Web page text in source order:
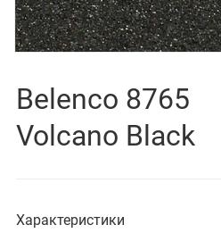
Belenco 8765
Volcano Black
Характеристики